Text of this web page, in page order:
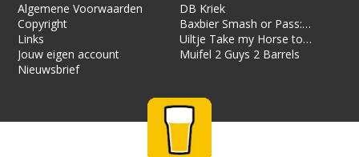
Algemene Voorwaarden
Copyright
Links
Jouw eigen account
Nieuwsbrief
DB Kriek
Baxbier Smash or Pass:
Strata
Uiltje Take my Horse to
the Hotel Room
Muifel 2 Guys 2 Barrels